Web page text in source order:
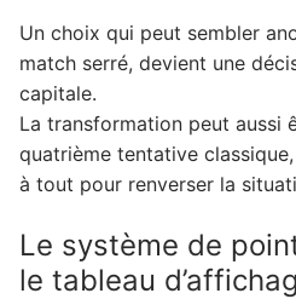
Un choix qui peut sembler
match serré, devient une
capitale.
La transformation peut aussi
quatrième tentative
à tout pour renverser la
Le système de
le tableau